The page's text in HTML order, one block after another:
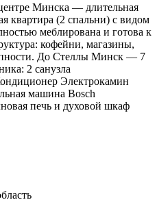
Минска — длительная
квартира (2 спальни) с видом
меблирована и готова к
кофейни, магазины,
До Стеллы Минск — 7
2 санузла
Электрокамин
машина Bosch
печь и духовой шкаф